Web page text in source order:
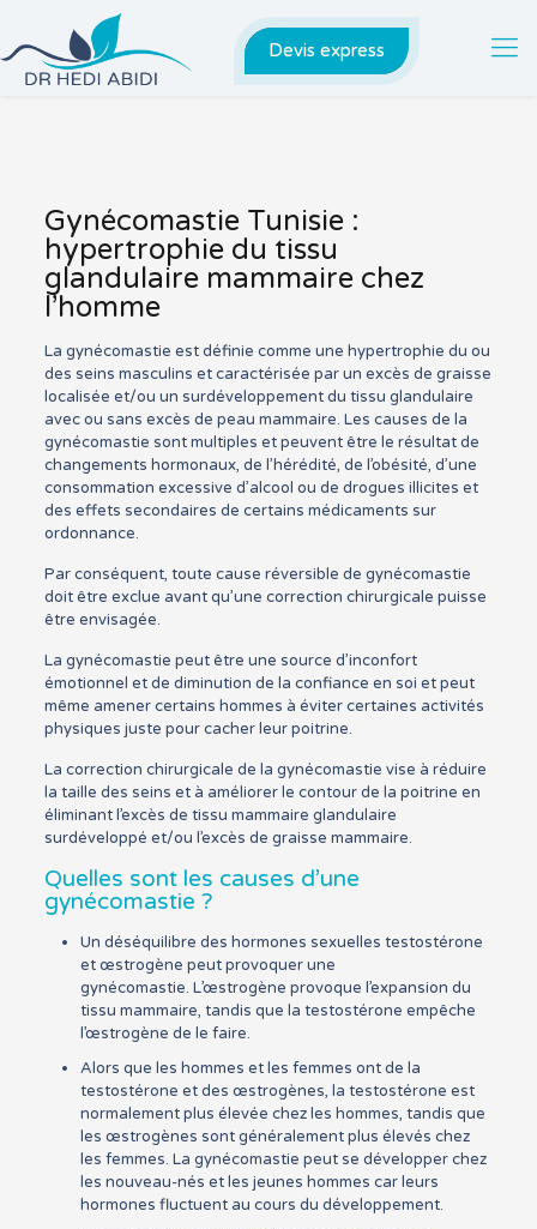
Devis express
Gynécomastie Tunisie :
hypertrophie du tissu
glandulaire mammaire chez
l’homme
La gynécomastie est définie comme une hypertrophie du ou
des seins masculins et caractérisée par un excès de graisse
localisée et/ou un surdéveloppement du tissu glandulaire
avec ou sans excès de peau mammaire. Les causes de la
gynécomastie sont multiples et peuvent être le résultat de
changements hormonaux, de l’hérédité, de l’obésité, d’une
consommation excessive d’alcool ou de drogues illicites et
des effets secondaires de certains médicaments sur
ordonnance.
Par conséquent, toute cause réversible de gynécomastie
doit être exclue avant qu’une correction chirurgicale puisse
être envisagée.
La gynécomastie peut être une source d’inconfort
émotionnel et de diminution de la confiance en soi et peut
même amener certains hommes à éviter certaines activités
physiques juste pour cacher leur poitrine.
La correction chirurgicale de la gynécomastie vise à réduire
la taille des seins et à améliorer le contour de la poitrine en
éliminant l’excès de tissu mammaire glandulaire
surdéveloppé et/ou l’excès de graisse mammaire.
Quelles sont les causes d’une
gynécomastie ?
Un déséquilibre des hormones sexuelles testostérone
et œstrogène peut provoquer une
gynécomastie. L’œstrogène provoque l’expansion du
tissu mammaire, tandis que la testostérone empêche
l’œstrogène de le faire.
Alors que les hommes et les femmes ont de la
testostérone et des œstrogènes, la testostérone est
normalement plus élevée chez les hommes, tandis que
les œstrogènes sont généralement plus élevés chez
les femmes. La gynécomastie peut se développer chez
les nouveau-nés et les jeunes hommes car leurs
hormones fluctuent au cours du développement.